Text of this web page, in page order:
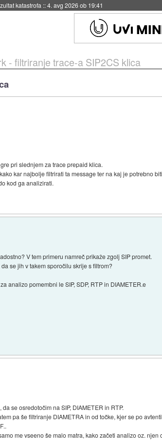
uporabo::4. avg 2026 ob 19:41
- filtriranje trace-a SIP2CS klica
pri slednjem za trace prepaid klica.
kar najbolje filtrirati ta message ter na kaj je potrebno
kod ga analizirati.
V tem primeru namreč prikaže zgolj SIP promet.
se jih v takem sporočilu skrije s filtrom?
analizo pomembni le SIP, SDP, RTP in DIAMETER.e
se osredotočim na SIP, DIAMETER in RTP.
pa še filtriranje DIAMETRA in od točke, kjer se po
me vseeno še malo matra, kako začeti analizo oz. njen